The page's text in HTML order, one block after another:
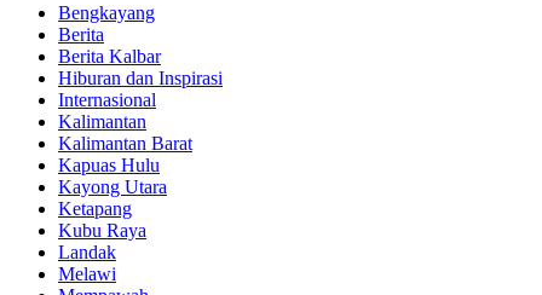
Bengkayang
Berita
Berita Kalbar
Hiburan dan Inspirasi
Internasional
Kalimantan
Kalimantan Barat
Kapuas Hulu
Kayong Utara
Ketapang
Kubu Raya
Landak
Melawi